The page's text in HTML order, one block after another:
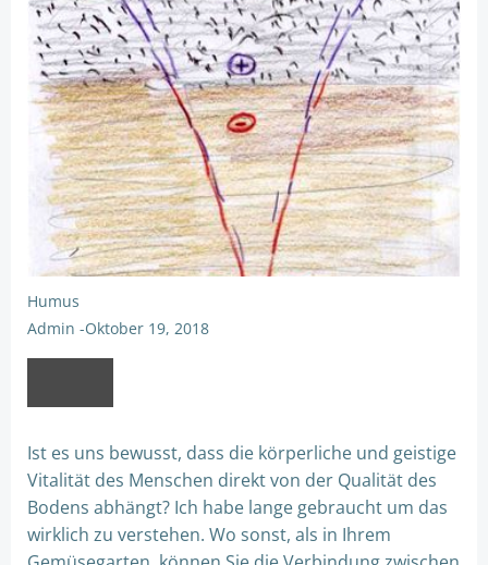
Humus
Admin -Oktober 19, 2018
Ist es uns bewusst, dass die körperliche und geistige
Vitalität des Menschen direkt von der Qualität des
Bodens abhängt? Ich habe lange gebraucht um das
wirklich zu verstehen. Wo sonst, als in Ihrem